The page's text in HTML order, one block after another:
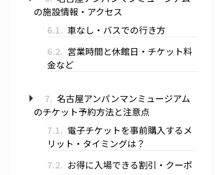
の施設情報・アクセス
6.1. 車なし・バスでの行き方
6.2. 営業時間と休館日・チケット料
金など
7. 名古屋アンパンマンミュージアム
のチケット予約方法と注意点
7.1. 電子チケットを事前購入するメ
リット・タイミングは？
7.2. お得に入場できる割引・クーポ